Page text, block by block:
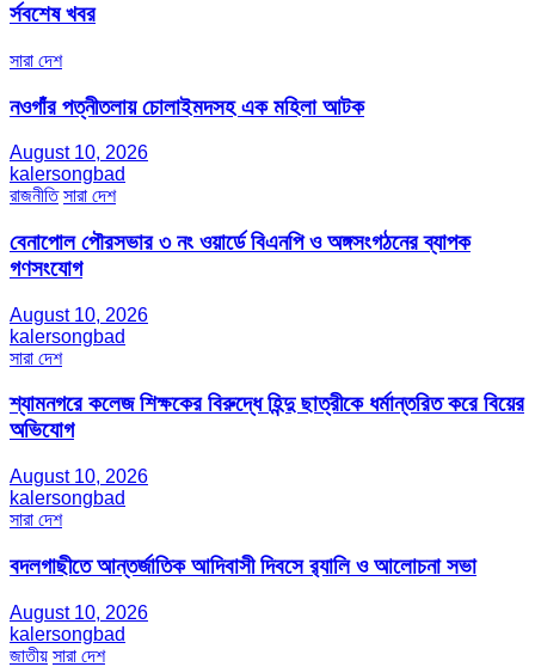
র্সবশেষ খবর
সারা দেশ
নওগাঁর পত্নীতলায় চোলাইমদসহ এক মহিলা আটক
August 10, 2026
kalersongbad
রাজনীতি সারা দেশ
বেনাপোল পৌরসভার ৩ নং ওয়ার্ডে বিএনপি ও অঙ্গসংগঠনের ব্যাপক
গণসংযোগ
August 10, 2026
kalersongbad
সারা দেশ
শ্যামনগরে কলেজ শিক্ষকের বিরুদ্ধে হিন্দু ছাত্রীকে ধর্মান্তরিত করে বিয়ের
অভিযোগ
August 10, 2026
kalersongbad
সারা দেশ
বদলগাছীতে আন্তর্জাতিক আদিবাসী দিবসে র‍্যালি ও আলোচনা সভা
August 10, 2026
kalersongbad
জাতীয় সারা দেশ